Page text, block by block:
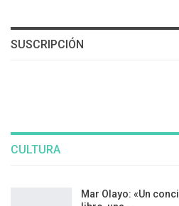
SUSCRIPCIÓN
CULTURA
Mar Olayo: «Un